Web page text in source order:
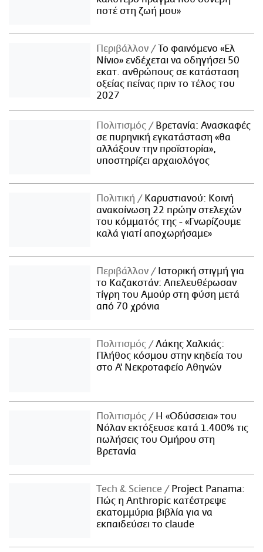
ποτέ στη ζωή μου»
Περιβάλλον
Το φαινόμενο «Ελ
Νίνιο» ενδέχεται να οδηγήσει 50
εκατ. ανθρώπους σε κατάσταση
οξείας πείνας πριν το τέλος του
2027
Πολιτισμός
Βρετανία: Ανασκαφές
σε πυρηνική εγκατάσταση «θα
αλλάξουν την προϊστορία»,
υποστηρίζει αρχαιολόγος
Πολιτική
Καρυστιανού: Κοινή
ανακοίνωση 22 πρώην στελεχών
του κόμματός της - «Γνωρίζουμε
καλά γιατί αποχωρήσαμε»
Περιβάλλον
Ιστορική στιγμή για
το Καζακστάν: Απελευθέρωσαν
τίγρη του Αμούρ στη φύση μετά
από 70 χρόνια
Πολιτισμός
Λάκης Χαλκιάς:
Πλήθος κόσμου στην κηδεία του
στο Α' Νεκροταφείο Αθηνών
Πολιτισμός
Η «Οδύσσεια» του
Νόλαν εκτόξευσε κατά 1.400% τις
πωλήσεις του Ομήρου στη
Βρετανία
Τech & Science
Project Panama:
Πώς η Anthropic κατέστρεψε
εκατομμύρια βιβλία για να
εκπαιδεύσει το claude